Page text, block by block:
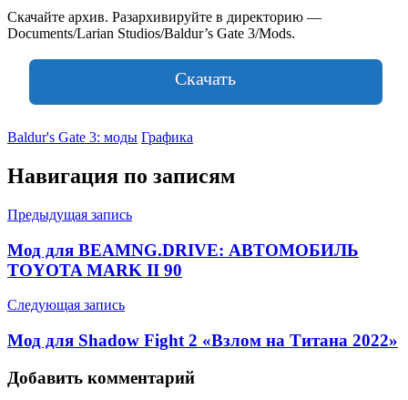
Скачайте архив. Разархивируйте в директорию —
Documents/Larian Studios/Baldur’s Gate 3/Mods.
Скачать
Baldur's Gate 3: моды Графика
Навигация по записям
Предыдущая запись
Мод для BEAMNG.DRIVE: АВТОМОБИЛЬ
TOYOTA MARK II 90
Следующая запись
Мод для Shadow Fight 2 «Взлом на Титана 2022»
Добавить комментарий